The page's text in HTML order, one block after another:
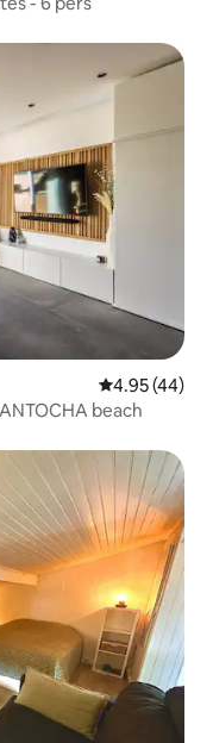
Calificación
4.95 (44)
beach